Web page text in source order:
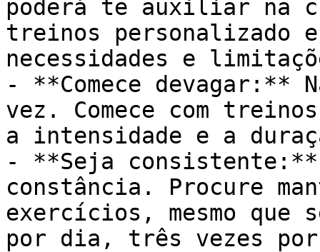
poderá te auxiliar na
treinos personalizado
necessidades e
- **Comece devagar:**
vez. Comece com
a intensidade e a
- **Seja consistente:**
constância. Procure
exercícios, mesmo que
por dia, três vezes por